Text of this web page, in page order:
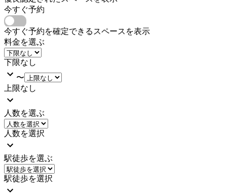
今すぐ予約
今すぐ予約を確定できるスペースを表示
料金を選ぶ
下限なし
〜
上限なし
人数を選ぶ
人数を選択
駅徒歩を選ぶ
駅徒歩を選択